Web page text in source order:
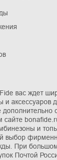
вас ждет
аксессуаров
сайте
и
выбор
При
Почтой